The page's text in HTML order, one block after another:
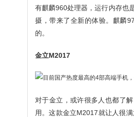
有麒麟960处理器，运行内存也
摄，带来了全新的体验。麒麟
的。
金立M2017
对于金立，或许很多人也都了
用。这款金立M2017就让人很